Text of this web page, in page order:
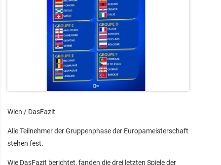
Wien / DasFazit
Alle Teilnehmer der Gruppenphase der Europameisterschaft
stehen fest.
Wie DasFazit berichtet, fanden die drei letzten Spiele der